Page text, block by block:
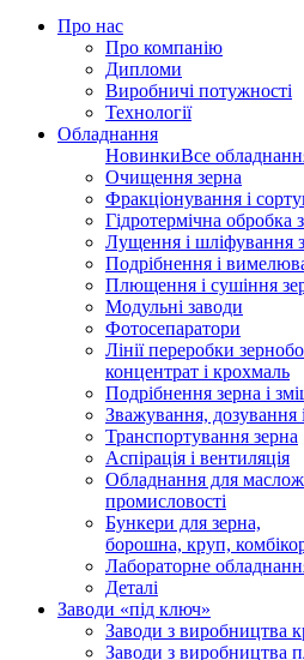
Про нас
Про компанію
Дипломи
Виробничі потужності
Технології
Обладнання
НовинкиВсе
Очищення зерна
Фракціонування і
Гідротермічна
Лущення і шліфування
Подрібнення і
Плющення і сушіння
Модульні заводи
Фотосепаратори
Лінії переробки
концентрат і крохмаль
Подрібнення зерна і
Зважування, дозування
Транспортування зерна
Аспірація і вентиляція
Обладнання для
промисловості
Бункери для зерна,
борошна, круп,
Лабораторне
Деталі
Заводи «під ключ»
Заводи з виробництва
Заводи з виробництва